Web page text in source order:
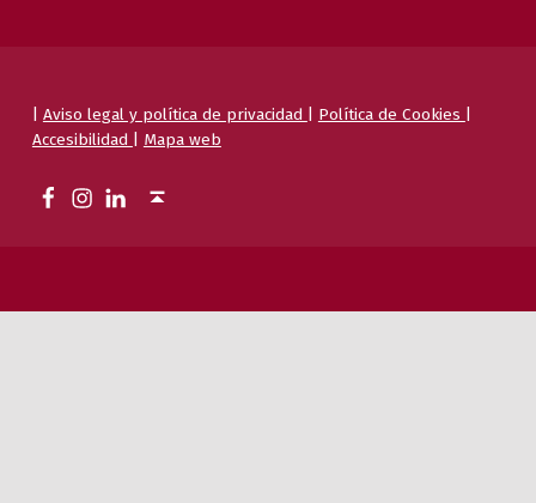
Aviso legal y política de privacidad Política de Cookies
Accesibilidad
Mapa web